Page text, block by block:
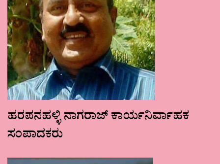
ಹರಪನಹಳ್ಳಿ ನಾಗರಾಜ್ ಕಾರ್ಯನಿರ್ವಾಹಕ
ಸಂಪಾದಕರು